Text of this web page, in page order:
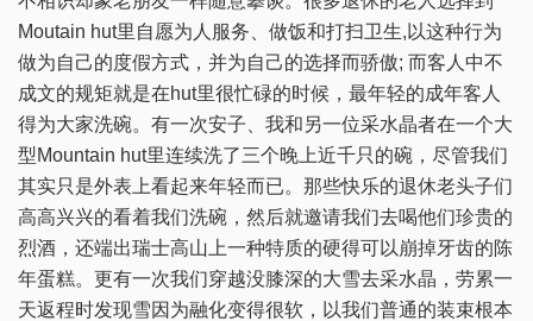
Moutain hut里自愿为人服务、做饭和打扫卫生,以这种行为
做为自己的度假方式，并为自己的选择而骄傲; 而客人中不
成文的规矩就是在hut里很忙碌的时候，最年轻的成年客人
得为大家洗碗。有一次安子、我和另一位采水晶者在一个大
型Mountain hut里连续洗了三个晚上近千只的碗，尽管我们
其实只是外表上看起来年轻而已。那些快乐的退休老头子们
高高兴兴的看着我们洗碗，然后就邀请我们去喝他们珍贵的
烈酒，还端出瑞士高山上一种特质的硬得可以崩掉牙齿的陈
年蛋糕。更有一次我们穿越没膝深的大雪去采水晶，劳累一
天返程时发现雪因为融化变得很软，以我们普通的装束根本